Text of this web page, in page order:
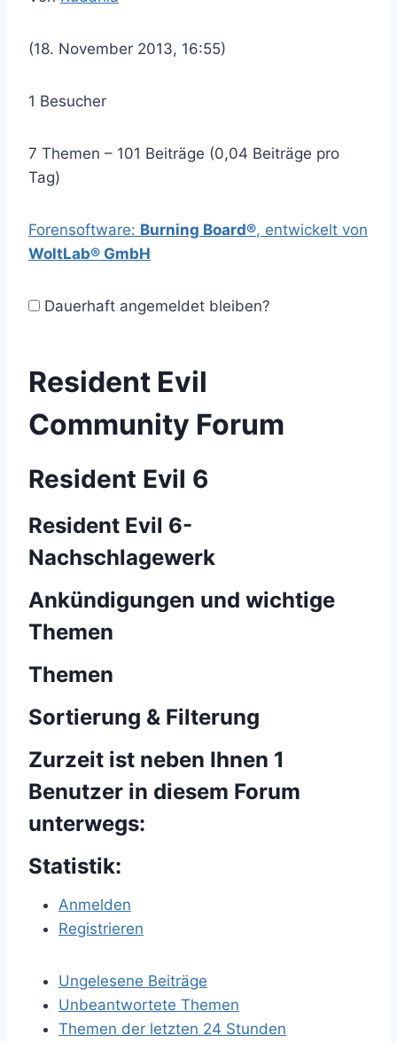
(18. November 2013, 16:55)
1 Besucher
7 Themen – 101 Beiträge (0,04 Beiträge pro
Tag)
Forensoftware: Burning Board®, entwickelt von
WoltLab® GmbH
Dauerhaft angemeldet bleiben?
Resident Evil
Community Forum
Resident Evil 6
Resident Evil 6-
Nachschlagewerk
Ankündigungen und wichtige
Themen
Themen
Sortierung & Filterung
Zurzeit ist neben Ihnen 1
Benutzer in diesem Forum
unterwegs:
Statistik:
Anmelden
Registrieren
Ungelesene Beiträge
Unbeantwortete Themen
Themen der letzten 24 Stunden